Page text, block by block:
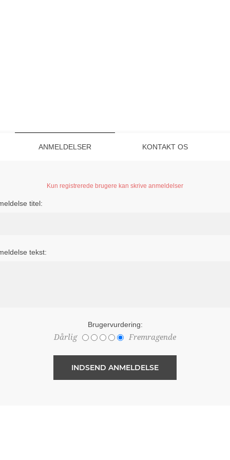
ANMELDELSER KONTAKT OS
Kun registrerede brugere kan skrive anmeldelser
titel:
tekst:
Brugervurdering:
Dårlig Fremragende